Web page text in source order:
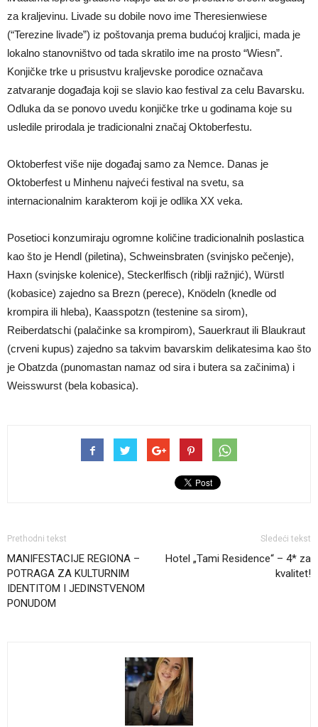
za kraljevinu. Livade su dobile novo ime Theresienwiese
(“Terezine livade”) iz poštovanja prema budućoj kraljici, mada je
lokalno stanovništvo od tada skratilo ime na prosto “Wiesn”.
Konjičke trke u prisustvu kraljevske porodice označava
zatvaranje događaja koji se slavio kao festival za celu Bavarsku.
Odluka da se ponovo uvedu konjičke trke u godinama koje su
usledile prirodala je tradicionalni značaj Oktoberfestu.
Oktoberfest više nije događaj samo za Nemce. Danas je
Oktoberfest u Minhenu najveći festival na svetu, sa
internacionalnim karakterom koji je odlika XX veka.
Posetioci konzumiraju ogromne količine tradicionalnih poslastica
kao što je Hendl (piletina), Schweinsbraten (svinjsko pečenje),
Haxn (svinjske kolenice), Steckerlfisch (riblji ražnjić), Würstl
(kobasice) zajedno sa Brezn (perece), Knödeln (knedle od
krompira ili hleba), Kaasspotzn (testenine sa sirom),
Reiberdatschi (palačinke sa krompirom), Sauerkraut ili Blaukraut
(crveni kupus) zajedno sa takvim bavarskim delikatesima kao što
je Obatzda (punomastan namaz od sira i butera sa začinima) i
Weisswurst (bela kobasica).
Prethodni tekst
MANIFESTACIJE REGIONA –
POTRAGA ZA KULTURNIM
IDENTITOM I JEDINSTVENOM
PONUDOM
Sledeći tekst
Hotel „Tami Residence“ – 4* za
kvalitet!